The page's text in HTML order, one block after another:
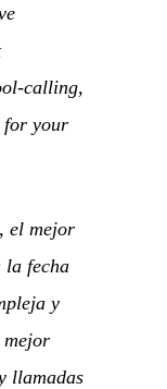
calling,
for your
el mejor
la fecha
y
mejor
llamadas